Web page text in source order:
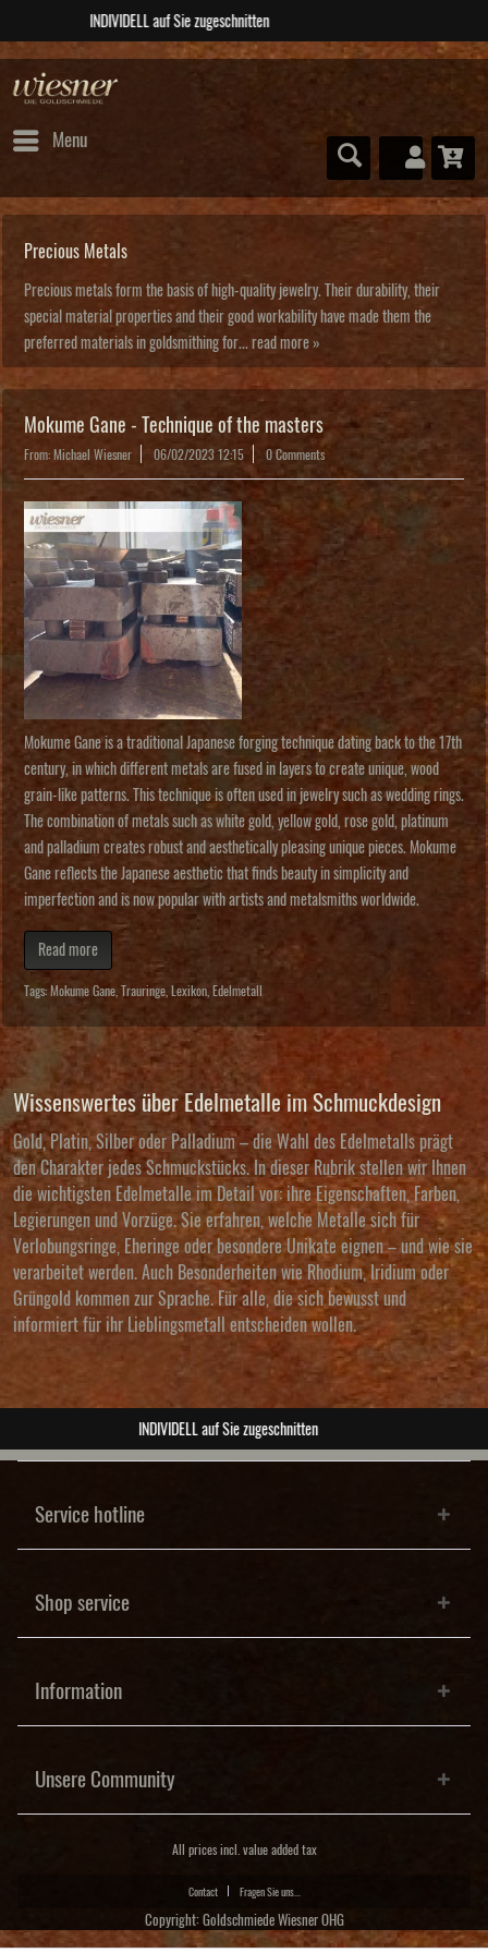
ABSOLUTE Unikate
Menu
Precious Metals
Precious metals form the basis of high-quality jewelry. Their durability, their
special material properties and their good workability have made them the
preferred materials in goldsmithing for... read more »
Mokume Gane - Technique of the masters
From: Michael Wiesner 06/02/2023 12:15 0 Comments
Mokume Gane is a traditional Japanese forging technique dating back to the 17th
century, in which different metals are fused in layers to create unique, wood
grain-like patterns. This technique is often used in jewelry such as wedding rings.
The combination of metals such as white gold, yellow gold, rose gold, platinum
and palladium creates robust and aesthetically pleasing unique pieces. Mokume
Gane reflects the Japanese aesthetic that finds beauty in simplicity and
imperfection and is now popular with artists and metalsmiths worldwide.
Read more
Tags: Mokume Gane Trauringe Lexikon, Edelmetall
Wissenswertes über Edelmetalle im Schmuckdesign
Gold, Platin, Silber oder Palladium – die Wahl des Edelmetalls prägt
den Charakter jedes Schmuckstücks. In dieser Rubrik stellen wir Ihnen
die wichtigsten Edelmetalle im Detail vor: ihre Eigenschaften, Farben,
Legierungen und Vorzüge. Sie erfahren, welche Metalle sich für
Verlobungsringe, Eheringe oder besondere Unikate eignen – und wie sie
verarbeitet werden. Auch Besonderheiten wie Rhodium, Iridium oder
Grüngold kommen zur Sprache. Für alle, die sich bewusst und
informiert für ihr Lieblingsmetall entscheiden wollen.
ABSOLUTE Unikate
Service hotline
Shop service
Information
Unsere Community
All prices incl. value added tax
Contact Fragen Sie uns...
Copyright: Goldschmiede Wiesner OHG